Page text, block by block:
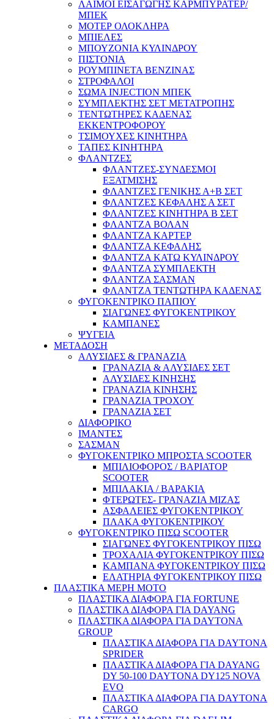
ΛΑΙΜΟΙ ΕΙΣΑΓΩΓΗΣ ΚΑΡΜΠΥΡΑΤΕΡ/
ΜΠΕΚ
ΜΟΤΕΡ ΟΛΟΚΛΗΡΑ
ΜΠΙΕΛΕΣ
ΜΠΟΥΖΟΝΙΑ ΚΥΛΙΝΔΡΟΥ
ΠΙΣΤΟΝΙΑ
ΡΟΥΜΠΙΝΕΤΑ ΒΕΝΖΙΝΑΣ
ΣΤΡΟΦΑΛΟΙ
ΣΩΜΑ INJECTION ΜΠΕΚ
ΣΥΜΠΛΕΚΤΗΣ ΣΕΤ ΜΕΤΑΤΡΟΠΗΣ
ΤΕΝΤΩΤΗΡΕΣ ΚΑΔΕΝΑΣ
ΕΚΚΕΝΤΡΟΦΟΡΟΥ
ΤΣΙΜΟΥΧΕΣ ΚΙΝΗΤΗΡΑ
ΤΑΠΕΣ ΚΙΝΗΤΗΡΑ
ΦΛΑΝΤΖΕΣ
ΦΛΑΝΤΖΕΣ-ΣΥΝΔΕΣΜΟΙ
ΕΞΑΤΜΙΣΗΣ
ΦΛΑΝΤΖΕΣ ΓΕΝΙΚΗΣ Α+Β ΣΕΤ
ΦΛΑΝΤΖΕΣ ΚΕΦΑΛΗΣ Α ΣΕΤ
ΦΛΑΝΤΖΕΣ ΚΙΝΗΤΗΡΑ Β ΣΕΤ
ΦΛΑΝΤΖΑ ΒΟΛΑΝ
ΦΛΑΝΤΖΑ ΚΑΡΤΕΡ
ΦΛΑΝΤΖΑ ΚΕΦΑΛΗΣ
ΦΛΑΝΤΖΑ ΚΑΤΩ ΚΥΛΙΝΔΡΟΥ
ΦΛΑΝΤΖΑ ΣΥΜΠΛΕΚΤΗ
ΦΛΑΝΤΖΑ ΣΑΣΜΑΝ
ΦΛΑΝΤΖΑ ΤΕΝΤΩΤΗΡΑ ΚΑΔΕΝΑΣ
ΦΥΓΟΚΕΝΤΡΙΚΟ ΠΑΠΙΟΥ
ΣΙΑΓΩΝΕΣ ΦΥΓΟΚΕΝΤΡΙΚΟΥ
ΚΑΜΠΑΝΕΣ
ΨΥΓΕΙΑ
ΜΕΤΑΔΟΣΗ
ΑΛΥΣΙΔΕΣ & ΓΡΑΝΑZΙΑ
ΓΡΑΝΑΖΙΑ & ΑΛΥΣΙΔΕΣ ΣΕΤ
ΑΛΥΣΙΔΕΣ ΚΙΝΗΣΗΣ
ΓΡΑΝΑΖΙΑ ΚΙΝΗΣΗΣ
ΓΡΑΝΑΖΙΑ ΤΡΟΧΟΥ
ΓΡΑΝΑΖΙΑ ΣΕΤ
ΔΙΑΦΟΡΙΚΟ
ΙΜΑΝΤΕΣ
ΣΑΣΜΑΝ
ΦΥΓΟΚΕΝΤΡΙΚΟ ΜΠΡΟΣΤΑ SCOOTER
ΜΠΙΛΙΟΦΟΡΟΣ / ΒΑΡΙΑΤΟΡ
SCOOTER
ΜΠΙΛΑΚΙΑ / ΒΑΡΑΚΙΑ
ΦΤΕΡΩΤΕΣ- ΓΡΑΝΑΖΙΑ ΜΙΖΑΣ
ΑΣΦΑΛΕΙΕΣ ΦΥΓΟΚΕΝΤΡΙΚΟΥ
ΠΛΑΚΑ ΦΥΓΟΚΕΝΤΡΙΚΟΥ
ΦΥΓΟΚΕΝΤΡΙΚΟ ΠΙΣΩ SCOOTER
ΣΙΑΓΩΝΕΣ ΦΥΓΟΚΕΝΤΡΙΚΟΥ ΠΙΣΩ
ΤΡΟΧΑΛΙΑ ΦΥΓΟΚΕΝΤΡΙΚΟΥ ΠΙΣΩ
ΚΑΜΠΑΝΑ ΦΥΓΟΚΕΝΤΡΙΚΟΥ ΠΙΣΩ
ΕΛΑΤΗΡΙΑ ΦΥΓΟΚΕΝΤΡΙΚΟΥ ΠΙΣΩ
ΠΛΑΣΤΙΚΑ ΜΕΡΗ ΜΟΤΟ
ΠΛΑΣΤΙΚΑ ΔΙΑΦΟΡΑ ΓΙΑ FORTUNE
ΠΛΑΣΤΙΚΑ ΔΙΑΦΟΡΑ ΓΙΑ DAYANG
ΠΛΑΣΤΙΚΑ ΔΙΑΦΟΡΑ ΓΙΑ DAYTONA
GROUP
ΠΛΑΣΤΙΚΑ ΔΙΑΦΟΡΑ ΓΙΑ DAYTONA
SPRIDER
ΠΛΑΣΤΙΚΑ ΔΙΑΦΟΡΑ ΓΙΑ DAYANG
DY 50-100 DAYTONA DY125 NOVA
EVO
ΠΛΑΣΤΙΚΑ ΔΙΑΦΟΡΑ ΓΙΑ DAYTONA
CARGO